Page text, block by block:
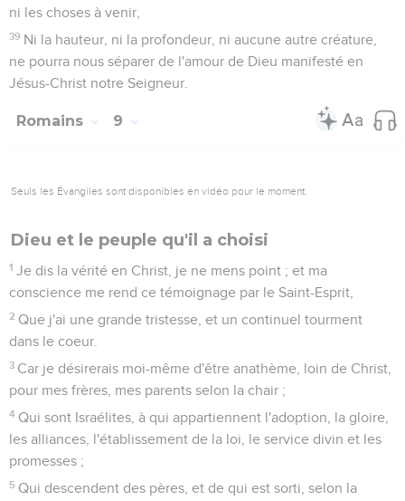
ni les choses à venir,
39 Ni la hauteur, ni la profondeur, ni aucune autre créature,
ne pourra nous séparer de l'amour de Dieu manifesté en
Jésus-Christ notre Seigneur.
Romains 9
Seuls les Évangiles sont disponibles en vidéo pour le moment.
Dieu et le peuple qu'il a choisi
1 Je dis la vérité en Christ, je ne mens point ; et ma
conscience me rend ce témoignage par le Saint-Esprit,
2 Que j'ai une grande tristesse, et un continuel tourment
dans le coeur.
3 Car je désirerais moi-même d'être anathème, loin de Christ,
pour mes frères, mes parents selon la chair ;
4 Qui sont Israélites, à qui appartiennent l'adoption, la gloire,
les alliances, l'établissement de la loi, le service divin et les
promesses ;
5 Qui descendent des pères, et de qui est sorti, selon la